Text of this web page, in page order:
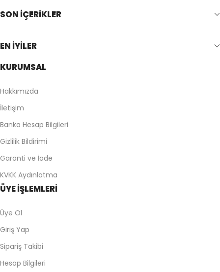
SON İÇERİKLER
EN İYİLER
KURUMSAL
Hakkımızda
İletişim
Banka Hesap Bilgileri
Gizlilik Bildirimi
Garanti ve İade
KVKK Aydınlatma
ÜYE İŞLEMLERİ
Üye Ol
Giriş Yap
Sipariş Takibi
Hesap Bilgileri